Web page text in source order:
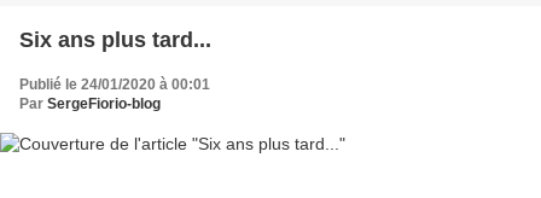
Six ans plus tard...
Publié le 24/01/2020 à 00:01
Par SergeFiorio-blog